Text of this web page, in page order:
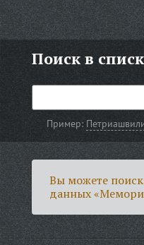
Поиск в
Пример:
Вы можете
данных